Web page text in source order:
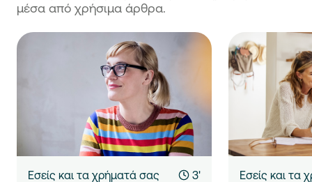
μέσα από χρήσιμα άρθρα.
Εσείς και τα χρήματά σας 3' Εσείς και τα